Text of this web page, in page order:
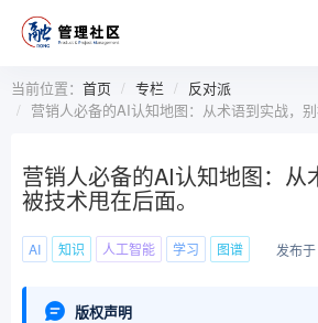
当前位置： 首页 专栏
反对派
营销人必备的AI认知地图：从术语到实战，别
营销人必备的AI认知地图：从
被技术甩在后面。
AI 知识 人工智能 学习 图谱 发布
版权声明